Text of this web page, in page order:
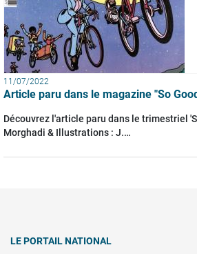
11/07/2022
Article paru dans le magazine "So
Découvrez l'article paru dans le trimestriel
Morghadi & Illustrations : J.…
LE PORTAIL NATIONAL